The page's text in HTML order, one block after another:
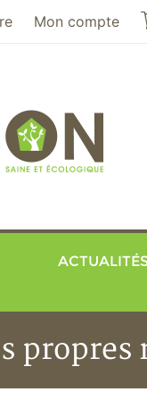
Mon compte